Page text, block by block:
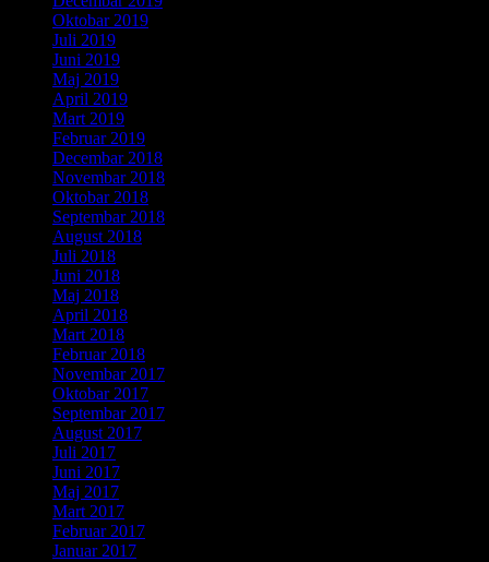
Oktobar 2019
Juli 2019
Juni 2019
Maj 2019
April 2019
Mart 2019
Februar 2019
Decembar 2018
Novembar 2018
Oktobar 2018
Septembar 2018
August 2018
Juli 2018
Juni 2018
Maj 2018
April 2018
Mart 2018
Februar 2018
Novembar 2017
Oktobar 2017
Septembar 2017
August 2017
Juli 2017
Juni 2017
Maj 2017
Mart 2017
Februar 2017
Januar 2017